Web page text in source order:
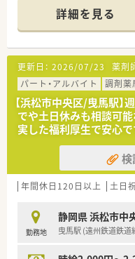
業務にもゆとりを持
ます。
■設立から日が浅い
えつつも落ち着いた
す。
【募集背景と求める人
■将来的な新規出店
員募集であり、長期
ています。
■1人薬剤師としての
方を募集しており、
■現在は30代までの
実務経験をお持ちの
【法人特徴について】
■浜松市を中心に20
詳細を見る
更新日： 2026/07/23 薬剤
パート・アルバイト
調剤薬
【浜松市中央区/曳馬駅】
でや土日休みも相談可
実した福利厚生で安心で
検
年間休日120日以上 土日
勤務地
静岡県 浜松市中
曳馬駅 (遠州鉄道鉄道